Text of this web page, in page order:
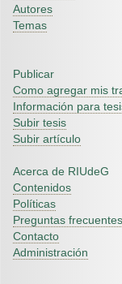
Autores
Temas
Publicar
Como agregar mis
Información para
Subir tesis
Subir artículo
Acerca de RIUdeG
Contenidos
Políticas
Preguntas frecuentes
Contacto
Administración